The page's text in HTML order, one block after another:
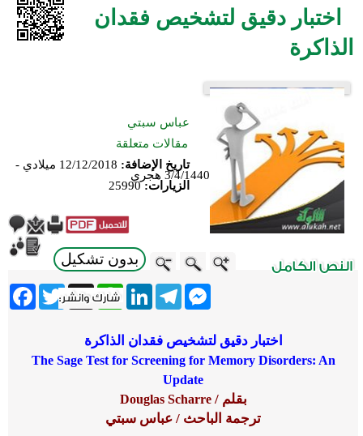
اختبار دقيق لتشخيص فقدان
الذاكرة
عباس سبتي
مقالات متعلقة
تاريخ الإضافة:
12/12/2018 ميلادي -
3/4/1440 هجري
الزيارات:25990
بدون تشكيل
Twitter X
WhatsApp
LinkedInTelegram
Messenger
اختبار دقيق لتشخيص فقدان الذاكرة
The Sage Test for Screening for Memory Disorders: An
Update
بقلم /Douglas Scharre
ترجمة الباحث / عباس سبتي